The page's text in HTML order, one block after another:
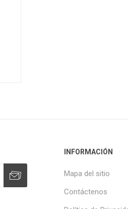
INFORMACIÓN
Mapa del sitio
Contáctenos